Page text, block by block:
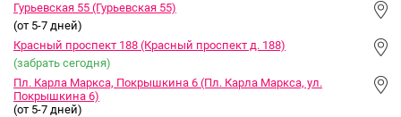
Гурьевская 55 (Гурьевская 55)
(от 5-7 дней)
Красный проспект 188 (Красный проспект д. 188)
(забрать сегодня)
Пл. Карла Маркса, Покрышкина 6 (Пл. Карла Маркса, ул.
Покрышкина 6)
(от 5-7 дней)